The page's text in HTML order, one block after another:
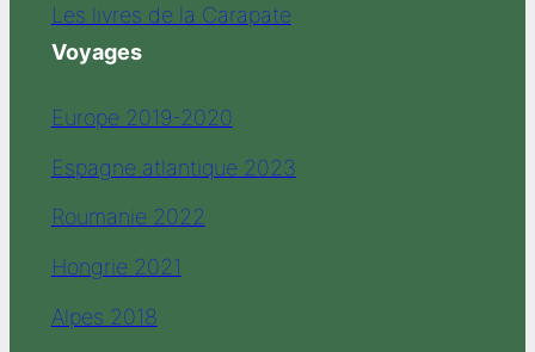
Les livres de la Carapate
Voyages
Europe 2019-2020
Espagne atlantique 2023
Roumanie 2022
Hongrie 2021
Alpes 2018